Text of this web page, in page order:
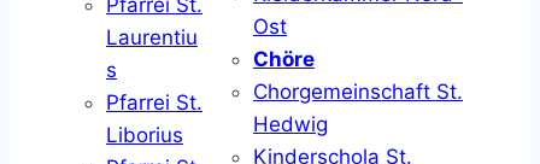
Pfarrei St.
Laurentiu
s
Pfarrei St.
Liborius
Ost
Chöre
Chorgemeinschaft St.
Hedwig
Kinderschola St.